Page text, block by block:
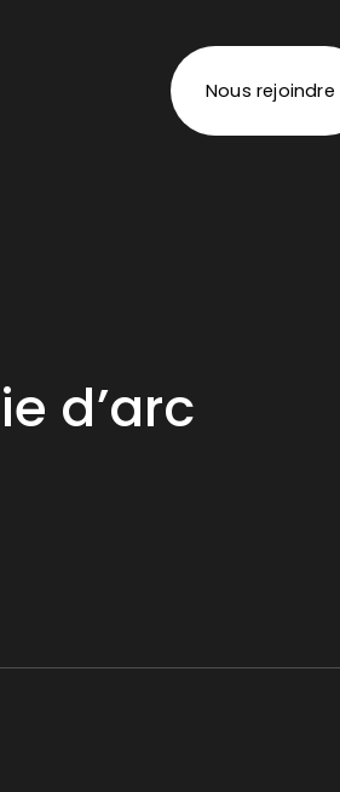
Nous rejoindre
d’arc